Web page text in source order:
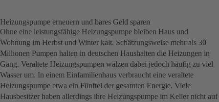
Heizungspumpe erneuern und bares Geld sparen
Ohne eine leistungsfähige Heizungspumpe bleiben Haus und
Wohnung im Herbst und Winter kalt. Schätzungsweise mehr als 30
Millionen Pumpen halten in deutschen Haushalten die Heizungen in
Gang. Veraltete Heizungspumpen wälzen dabei jedoch häufig zu viel
Wasser um. In einem Einfamilienhaus verbraucht eine veraltete
Heizungspumpe etwa ein Fünftel der gesamten Energie. Viele
Hausbesitzer haben allerdings ihre Heizungspumpe im Keller nicht auf